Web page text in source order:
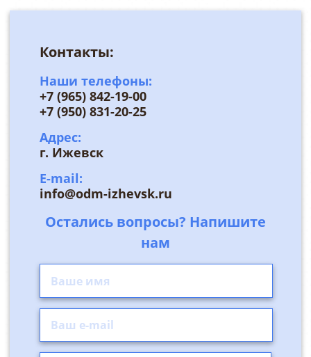
Контакты:
Наши телефоны:
+7 (965) 842-19-00
+7 (950) 831-20-25
Адрес:
г. Ижевск
E-mail:
info@odm-izhevsk.ru
Остались вопросы? Напишите
нам